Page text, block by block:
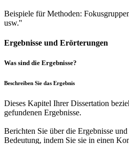
Beispiele für Methoden:
usw.''
Ergebnisse und Erörterungen
Was sind die Ergebnisse?
Beschreiben Sie das Ergebnis
Dieses Kapitel Ihrer Dissertation
gefundenen Ergebnisse.
Berichten Sie über die Ergebnisse
Bedeutung, indem Sie sie in einen